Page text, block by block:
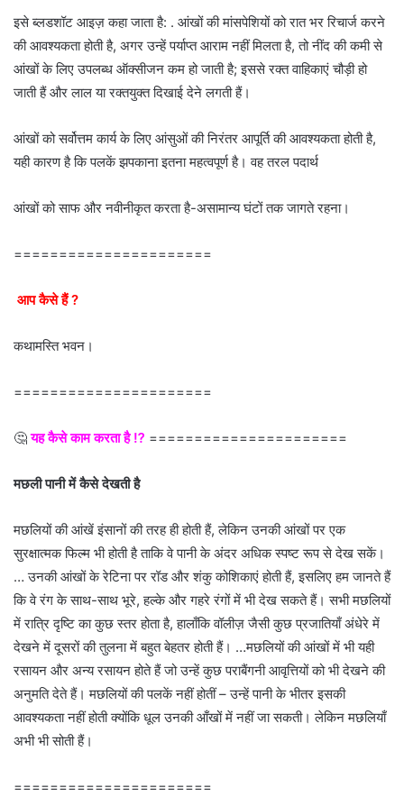
इसे ब्लडशॉट आइज़ कहा जाता है: . आंखों की मांसपेशियों को रात भर रिचार्ज करने
की आवश्यकता होती है, अगर उन्हें पर्याप्त आराम नहीं मिलता है, तो नींद की कमी से
आंखों के लिए उपलब्ध ऑक्सीजन कम हो जाती है; इससे रक्त वाहिकाएं चौड़ी हो
जाती हैं और लाल या रक्तयुक्त दिखाई देने लगती हैं।
आंखों को सर्वोत्तम कार्य के लिए आंसुओं की निरंतर आपूर्ति की आवश्यकता होती है,
यही कारण है कि पलकें झपकाना इतना महत्वपूर्ण है। वह तरल पदार्थ
आंखों को साफ और नवीनीकृत करता है-असामान्य घंटों तक जागते रहना।
======================
आप कैसे हैं ?
कथामस्ति भवन।
======================
🤔यह कैसे काम करता है ⁉ ======================
मछली पानी में कैसे देखती है
मछलियों की आंखें इंसानों की तरह ही होती हैं, लेकिन उनकी आंखों पर एक
सुरक्षात्मक फिल्म भी होती है ताकि वे पानी के अंदर अधिक स्पष्ट रूप से देख सकें।
… उनकी आंखों के रेटिना पर रॉड और शंकु कोशिकाएं होती हैं, इसलिए हम जानते हैं
कि वे रंग के साथ-साथ भूरे, हल्के और गहरे रंगों में भी देख सकते हैं। सभी मछलियों
में रात्रि दृष्टि का कुछ स्तर होता है, हालाँकि वॉलीज़ जैसी कुछ प्रजातियाँ अंधेरे में
देखने में दूसरों की तुलना में बहुत बेहतर होती हैं। …मछलियों की आंखों में भी यही
रसायन और अन्य रसायन होते हैं जो उन्हें कुछ पराबैंगनी आवृत्तियों को भी देखने की
अनुमति देते हैं। मछलियों की पलकें नहीं होतीं – उन्हें पानी के भीतर इसकी
आवश्यकता नहीं होती क्योंकि धूल उनकी आँखों में नहीं जा सकती। लेकिन मछलियाँ
अभी भी सोती हैं।
======================